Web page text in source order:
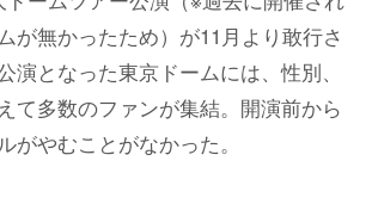
が無かったため）が11月より敢行さ
演となった東京ドームには、性別、
て多数のファンが集結。開演前から
がやむことがなかった。